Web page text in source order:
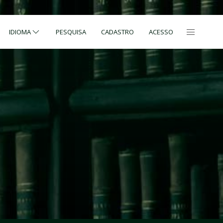
IDIOMA PESQUISA CADASTRO ACESSO